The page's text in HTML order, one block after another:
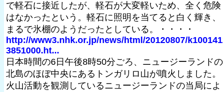
で軽石に接近したが、軽石が大変軽いため、全く危険
はなかったという。軽石に照明を当てると白く輝き、
まるで氷棚のようだったとしている。・・・・
http://www3.nhk.or.jp/news/html/20120807/
3851000.ht...
日本時間の6日午後8時50分ごろ、ニュージーランドの
北島のほぼ中央にあるトンガリロ山が噴火しました。
火山活動を観測しているニュージーランドの当局によ